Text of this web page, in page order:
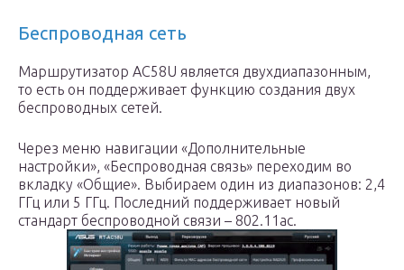
Беспроводная сеть
Маршрутизатор AC58U является двухдиапазонным,
то есть он поддерживает функцию создания двух
беспроводных сетей.
Через меню навигации «Дополнительные
настройки», «Беспроводная связь» переходим во
вкладку «Общие». Выбираем один из диапазонов: 2,4
ГГц или 5 ГГц. Последний поддерживает новый
стандарт беспроводной связи – 802.11ac.